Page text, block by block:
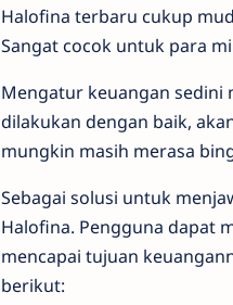
Halofina terbaru cukup
Sangat cocok untuk para
Mengatur keuangan sedini
dilakukan dengan baik,
mungkin masih merasa
Sebagai solusi untuk
Halofina. Pengguna dapat
mencapai tujuan
berikut: